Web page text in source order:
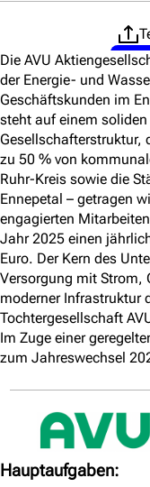
Die AVU
der Energie- und
Geschäftskunden im
steht auf einem
Gesellschafterstruktur,
zu 50 % von
Ruhr-Kreis sowie die
Ennepetal – getragen
engagierten
Jahr 2025 einen
Euro. Der Kern des
Versorgung mit Strom,
moderner Infrastruktur
Tochtergesellschaft
Im Zuge einer
zum Jahreswechsel
Hauptaufgaben: